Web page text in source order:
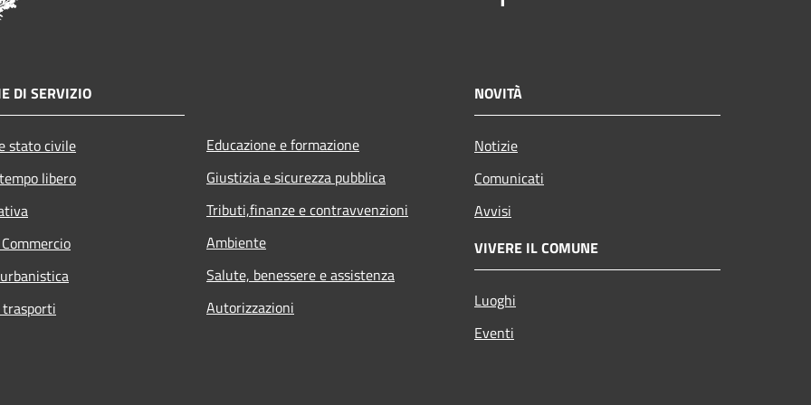
DI SERVIZIO
stato civile
libero
Educazione e formazione
Giustizia e sicurezza pubblica
Tributi,finanze e contravvenzioni
Ambiente
Salute, benessere e assistenza
Autorizzazioni
NOVITÀ
Notizie
Comunicati
Avvisi
VIVERE IL COMUNE
Luoghi
Eventi